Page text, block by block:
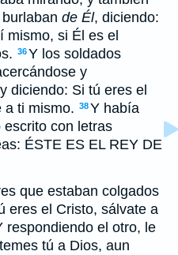
de Él, diciendo:
mismo, si Él es el
36Y los soldados
y
y diciendo: Si tú eres el
a ti mismo. 38Y había
con letras
ÉSTE ES EL REY DE
que estaban colgados
eres el Cristo, sálvate a
respondiendo el otro, le
tú a Dios, aun